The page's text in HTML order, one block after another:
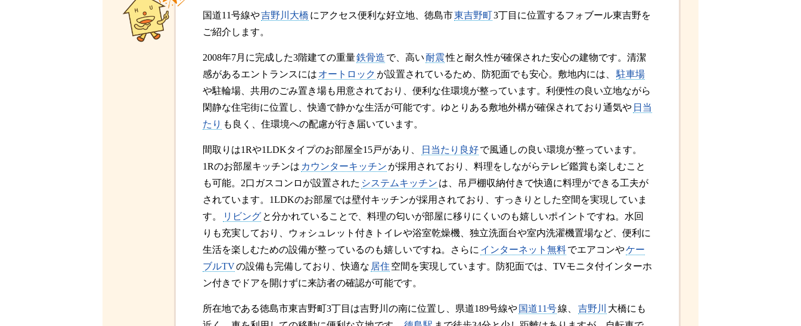
国道11号線や吉野川大橋 にアクセス便利な好立地、徳島市東吉野町3丁目に位置するフォブール東吉野を
ご紹介します。
2008年7月に完成した3階建ての重量鉄骨造 で、高い耐震性と耐久性が確保された安心の建物です。清潔
感があるエントランスには オートロック が設置されているため、防犯面でも安心。敷地内には、
駐車場
や駐輪場、共用のごみ置き場も用意されており、便利な住環境が整っています。利便性の良い立地ながら
閑静な住宅街に位置し、快適で静かな生活が可能です。ゆとりある敷地外構が確保されており通気や 日当
たり も良く、住環境への配慮が行き届いています。
間取りは1Rや1LDKタイプのお部屋全15戸があり、 日当たり良好で風通しの良い環境が整っています。
1Rのお部屋キッチンは カウンターキッチン が採用されており、料理をしながらテレビ鑑賞も楽しむこと
も可能。2口ガスコンロが設置された システムキッチン は、吊戸棚収納付きで快適に料理ができる工夫が
されています。1LDKのお部屋では壁付キッチンが採用されており、すっきりとした空間を実現していま
す。
リビング と分かれていることで、料理の匂いが部屋に移りにくいのも嬉しいポイントですね。水回
りも充実しており、ウォシュレット付きトイレや浴室乾燥機、独立洗面台や室内洗濯機置場など、便利に
生活を楽しむための設備が整っているのも嬉しいですね。さらに インターネット無料でエアコンやケー
ブルTVの設備も完備しており、快適な 居住 空間を実現しています。防犯面では、TVモニタ付インターホ
ン付きでドアを開けずに来訪者の確認が可能です。
所在地である徳島市東吉野町3丁目は吉野川の南に位置し、県道189号線や 国道11号線、 吉野川
大橋にも